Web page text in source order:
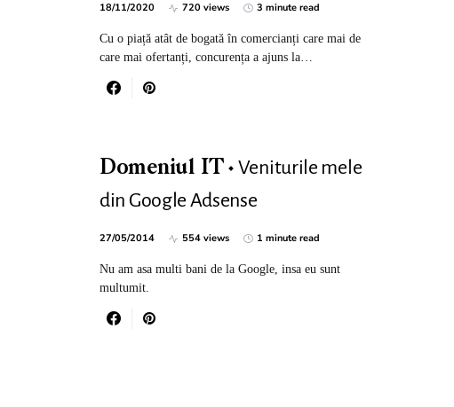
18/11/2020 720 views 3 minute read
Cu o piață atât de bogată în comercianți care mai de
care mai ofertanți, concurența a ajuns la…
Domeniul IT
Veniturile mele
din Google Adsense
27/05/2014 554 views 1 minute read
Nu am asa multi bani de la Google, insa eu sunt
multumit.